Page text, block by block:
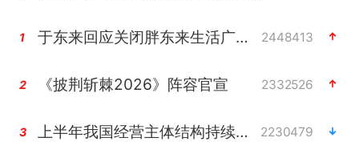
1 于东来回应关闭胖东来生活广场店 2448413
2 《披荆斩棘2026》阵容官宣 2332526
3 上半年我国经营主体结构持续优化 2230479